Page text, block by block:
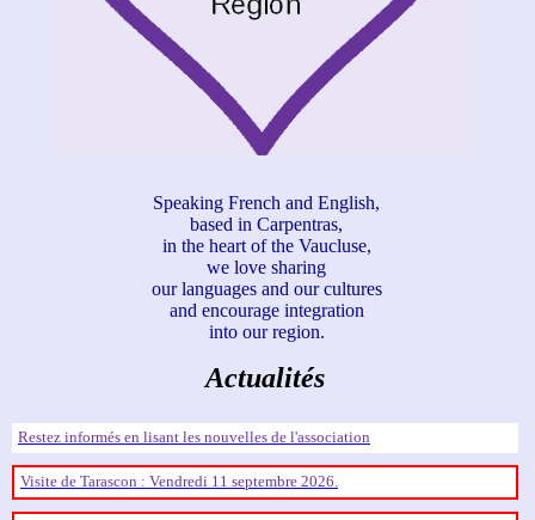
Speaking French and English,
based in Carpentras,
in the heart of the Vaucluse,
we love sharing
our languages and our cultures
and encourage integration
into our region.
Actualités
Restez informés en lisant les nouvelles de l'association
Visite de Tarascon : Vendredi 11 septembre 2026.